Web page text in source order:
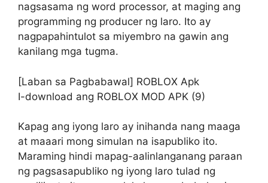
nagsasama ng word processor, at maging ang
programming ng producer ng laro. Ito ay
nagpapahintulot sa miyembro na gawin ang
kanilang mga tugma.
[Laban sa Pagbabawal] ROBLOX Apk
I-download ang ROBLOX MOD APK (9)
Kapag ang iyong laro ay inihanda nang maaga
at maaari mong simulan na isapubliko ito.
Maraming hindi mapag-aalinlanganang paraan
ng pagsasapubliko ng iyong laro tulad ng